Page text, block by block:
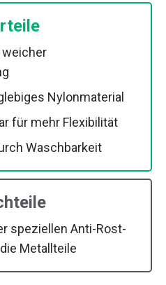
weicher
Nylonmaterial
für mehr Flexibilität
Waschbarkeit
speziellen Anti-Rost-
Metallteile